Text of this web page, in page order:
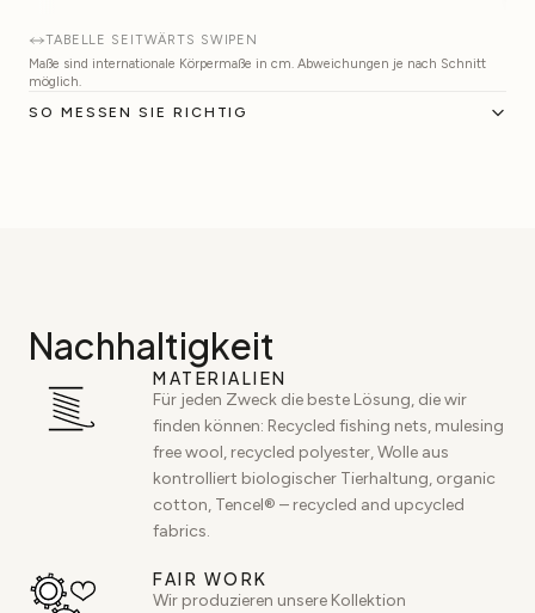
TABELLE SEITWÄRTS SWIPEN
Maße sind internationale Körpermaße in cm. Abweichungen je nach Schnitt
möglich.
SO MESSEN SIE RICHTIG
Nachhaltigkeit
MATERIALIEN
Für jeden Zweck die beste Lösung, die wir
finden können: Recycled fishing nets, mulesing
free wool, recycled polyester, Wolle aus
kontrolliert biologischer Tierhaltung, organic
cotton, Tencel® – recycled and upcycled
fabrics.
FAIR WORK
Wir produzieren unsere Kollektion